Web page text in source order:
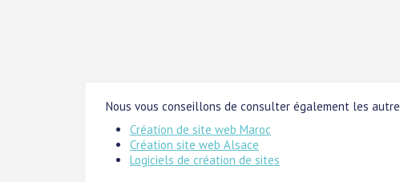
Nous vous conseillons de consulter également les
Création de site web Maroc
Création site web Alsace
Logiciels de création de sites